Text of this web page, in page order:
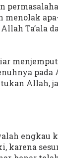
menolak
Ta’ala
pada
Allah,
engkau
karena